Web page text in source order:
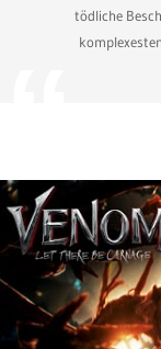
tödliche